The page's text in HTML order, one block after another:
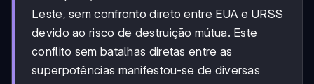
Leste, sem confronto direto entre EUA e URSS
devido ao risco de destruição mútua. Este
conflito sem batalhas diretas entre as
superpotências manifestou-se de diversas